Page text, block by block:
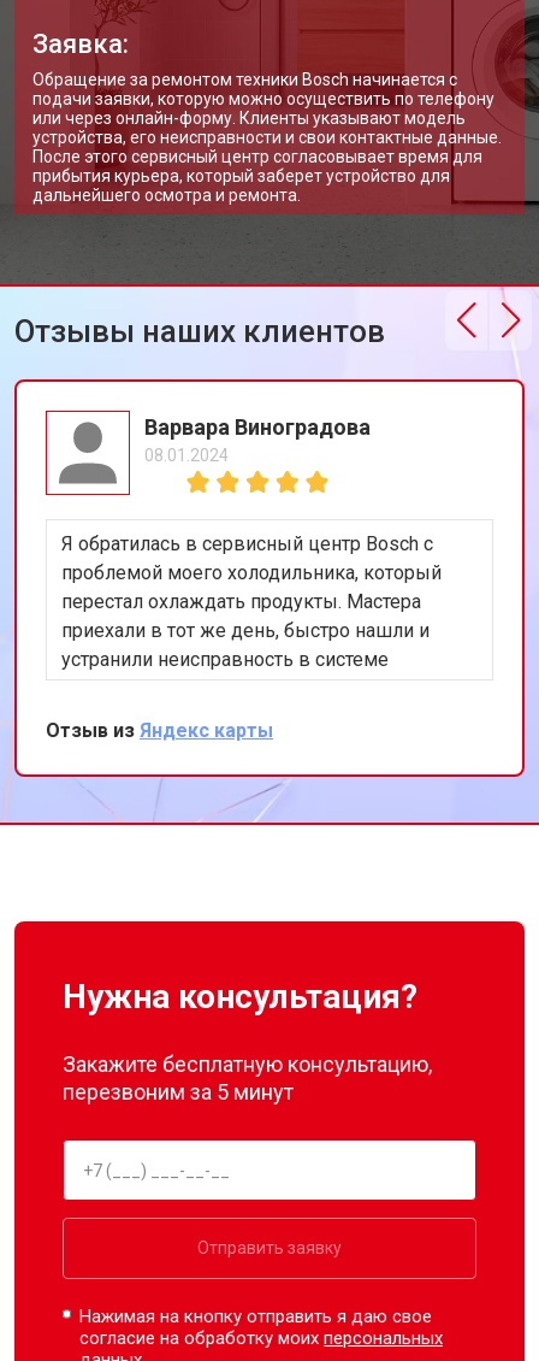
Замена щёток стиральной машины
Bosch
Заказать
Замена амортизаторов от 2000 ₽ Заказать
Замена подшипников от 2800 ₽ Заказать
Замена мотора стиральной машины
Bosch
от 3800 ₽ Заказать
Ремонт/замена датчика
температуры
Bosch
Замена блока управления от 3600 ₽ Заказать
Замена заливного шланга от 2150 ₽
Замена прессостата
Замена сливного насоса от 3450 ₽
Замена сливного шланга Заказать
Замена циркуляционного насоса от 3800 ₽
Замена УБЛ стиральной машины
Bosch
от 2100 ₽
Заявка:
Обращение за ремонтом техники Bosch начинается с
подачи заявки, которую можно осуществить по телефону
или через онлайн-форму. Клиенты указывают модель
устройства, его неисправности и свои контактные данные.
После этого сервисный центр согласовывает время для
прибытия курьера, который заберет устройство для
дальнейшего осмотра и ремонта.
Отзывы наших клиентов
Варвара Виноградова
08.01.2024
Я обратилась в сервисный центр Bosch с
проблемой моего холодильника, который
перестал охлаждать продукты. Мастера
приехали в тот же день, быстро нашли и
устранили неисправность в системе
охлаждения. Я очень довольна их
оперативностью и качеством работы.
Спасибо за восстановление моего
холодильника!
Отзыв из Яндекс карты
Нужна консультация?
Закажите бесплатную консультацию,
перезвоним за 5 минут
Отправить заявку
Нажимая на кнопку отправить я даю свое
согласие на обработку моихперсональных